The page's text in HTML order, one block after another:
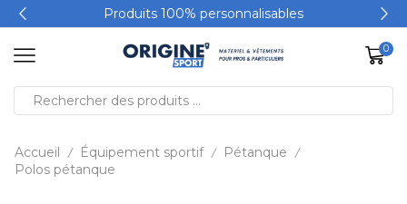
Produits 100% personnalisables
0
Accueil / Équipement sportif / Pétanque /
Polos pétanque